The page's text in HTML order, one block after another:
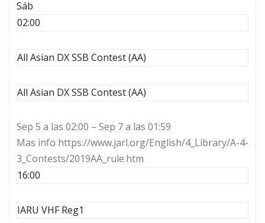
Sáb
02:00
All Asian DX SSB Contest (AA)
All Asian DX SSB Contest (AA)
Sep 5 a las 02:00 – Sep 7 a las 01:59
Mas info https://www.jarl.org/English/4_Library/A-4-
3_Contests/2019AA_rule.htm
16:00
IARU VHF Reg1